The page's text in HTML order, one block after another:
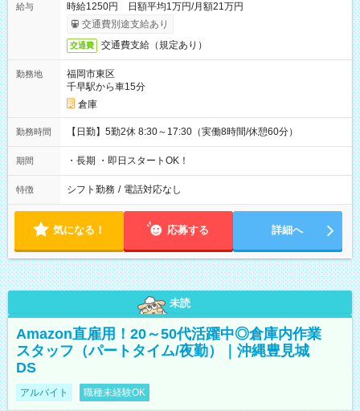
給与
時給1250円 日額平均1万円/月額21万円
交通費別途支給あり
交通費 交通費支給（規定あり）
勤務地
福岡市東区
千早駅から車15分
倉庫
勤務時間 【日勤】5勤2休 8:30～17:30（実働8時間/休憩60分）
期間 ・長期 ・即日スタートOK！
特徴 シフト勤務 / 電話対応なし
気になる！ 応募する 詳細へ
未読
Amazon直雇用！20～50代活躍中◎倉庫内作業
スタッフ（パートタイム/夜勤）｜沖縄豊見城
DS
アルバイト 職種未経験OK